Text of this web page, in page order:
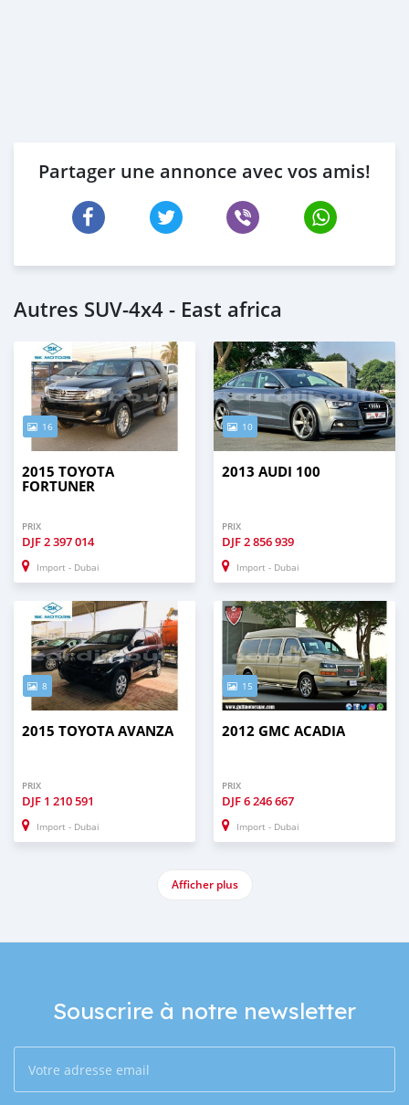
Partager une annonce avec vos amis!
Autres SUV‒4x4 - East africa
16
2015 TOYOTA
FORTUNER
PRIX
DJF2 397 014
Import - Dubai
10
2013 AUDI 100
PRIX
DJF2 856 939
Import - Dubai
8
2015 TOYOTA AVANZA
PRIX
DJF 1 210 591
Import - Dubai
15
2012 GMC ACADIA
PRIX
DJF6 246 667
Import - Dubai
Afficher plus
Souscrire à notre newsletter